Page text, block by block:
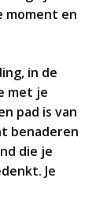
moment en
in de
met je
pad is van
benaderen
die je
Je